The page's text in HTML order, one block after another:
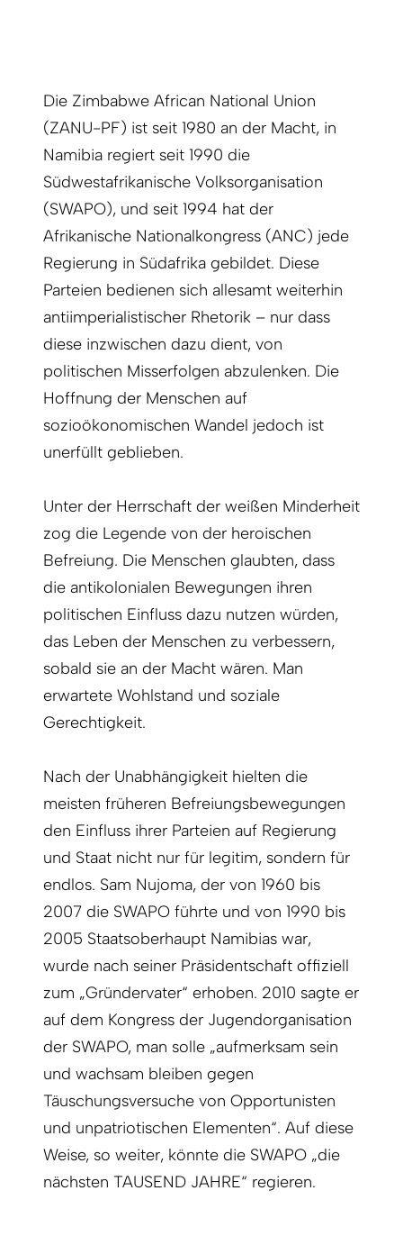
Die Zimbabwe African National Union
(ZANU-PF) ist seit 1980 an der Macht, in
Namibia regiert seit 1990 die
Südwestafrikanische Volksorganisation
(SWAPO), und seit 1994 hat der
Afrikanische Nationalkongress (ANC) jede
Regierung in Südafrika gebildet. Diese
Parteien bedienen sich allesamt weiterhin
antiimperialistischer Rhetorik – nur dass
diese inzwischen dazu dient, von
politischen Misserfolgen abzulenken. Die
Hoffnung der Menschen auf
sozioökonomischen Wandel jedoch ist
unerfüllt geblieben.
Unter der Herrschaft der weißen Minderheit
zog die Legende von der heroischen
Befreiung. Die Menschen glaubten, dass
die antikolonialen Bewegungen ihren
politischen Einfluss dazu nutzen würden,
das Leben der Menschen zu verbessern,
sobald sie an der Macht wären. Man
erwartete Wohlstand und soziale
Gerechtigkeit.
Nach der Unabhängigkeit hielten die
meisten früheren Befreiungsbewegungen
den Einfluss ihrer Parteien auf Regierung
und Staat nicht nur für legitim, sondern für
endlos. Sam Nujoma, der von 1960 bis
2007 die SWAPO führte und von 1990 bis
2005 Staatsoberhaupt Namibias war,
wurde nach seiner Präsidentschaft offiziell
zum „Gründervater“ erhoben. 2010 sagte er
auf dem Kongress der Jugendorganisation
der SWAPO, man solle „aufmerksam sein
und wachsam bleiben gegen
Täuschungsversuche von Opportunisten
und unpatriotischen Elementen“. Auf diese
Weise, so weiter, könnte die SWAPO „die
nächsten TAUSEND JAHRE“ regieren.